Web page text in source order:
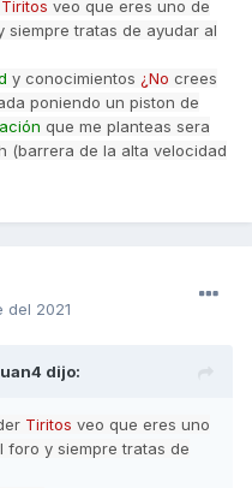
Tiritos veo que eres uno de
siempre tratas de ayudar al
y conocimientos ¿No crees
poniendo un piston de
que me planteas sera
(barrera de la alta velocidad
del 2021
dijo:
Tiritos veo que eres uno
foro y siempre tratas de